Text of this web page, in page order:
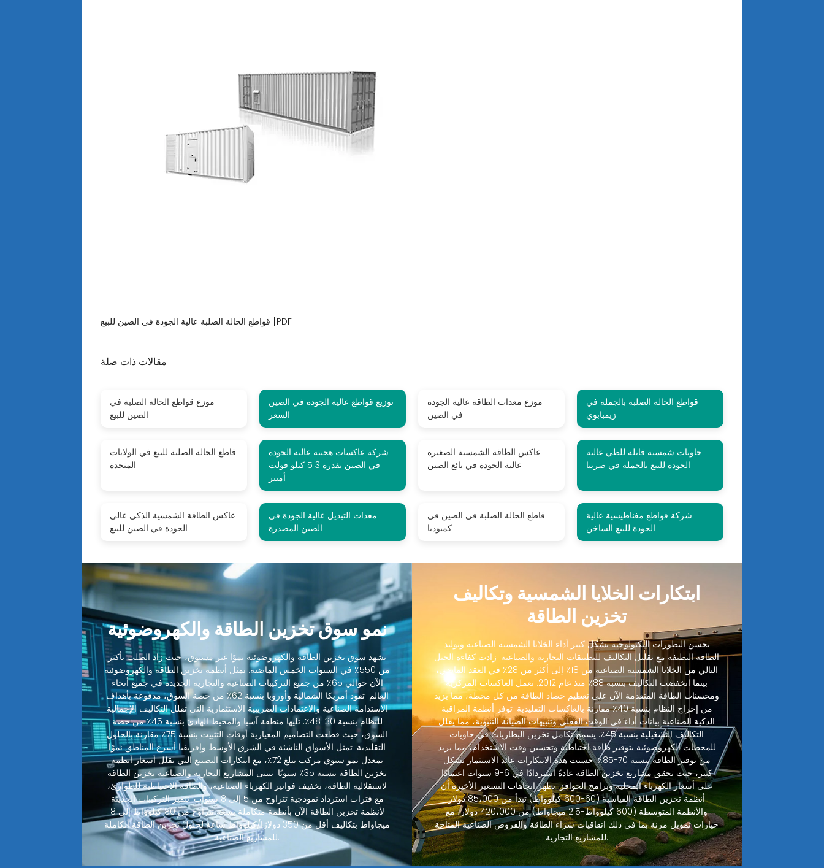
قواطع الحالة الصلبة عالية الجودة في الصين للبيع [PDF]
مقالات ذات صلة
موزع قواطع الحالة الصلبة في
الصين للبيع
توزيع قواطع عالية الجودة في الصين
السعر
موزع معدات الطاقة عالية الجودة
في الصين
قواطع الحالة الصلبة بالجملة في
زيمبابوي
قاطع الحالة الصلبة للبيع في الولايات
المتحدة
شركة عاكسات هجينة عالية الجودة
في الصين بقدرة 3 5 كيلو فولت
أمبير
عاكس الطاقة الشمسية الصغيرة
عالية الجودة في بائع الصين
حاويات شمسية قابلة للطي عالية
الجودة للبيع بالجملة في صربيا
عاكس الطاقة الشمسية الذكي عالي
الجودة في الصين للبيع
معدات التبديل عالية الجودة في
الصين المصدرة
قاطع الحالة الصلبة في الصين في
كمبوديا
شركة قواطع مغناطيسية عالية
الجودة للبيع الساخن
نمو سوق تخزين الطاقة والكهروضوئية
يشهد سوق تخزين الطاقة والكهروضوئية نموًا غير مسبوق، حيث زاد الطلب بأكثر
من 550٪ في السنوات الخمس الماضية. تمثل أنظمة تخزين الطاقة والكهروضوئية
الآن حوالي 65٪ من جميع التركيبات الصناعية والتجارية الجديدة في جميع أنحاء
العالم. تقود أمريكا الشمالية وأوروبا بنسبة 62٪ من حصة السوق، مدفوعة بأهداف
الاستدامة الصناعية والاعتمادات الضريبية الاستثمارية التي تقلل التكاليف الإجمالية
للنظام بنسبة 30-48٪. تليها منطقة آسيا والمحيط الهادئ بنسبة 45٪ من حصة
السوق، حيث قطعت التصاميم المعيارية أوقات التثبيت بنسبة 75٪ مقارنة بالحلول
التقليدية. تمثل الأسواق الناشئة في الشرق الأوسط وإفريقيا أسرع المناطق نموًا
بمعدل نمو سنوي مركب يبلغ 72٪، مع ابتكارات التصنيع التي تقلل أسعار أنظمة
تخزين الطاقة بنسبة 35٪ سنويًا. تتبنى المشاريع التجارية والصناعية تخزين الطاقة
لاستقلالية الطاقة، تخفيف فواتير الكهرباء الصناعية، والطاقة الاحتياطية للطوارئ،
مع فترات استرداد نموذجية تتراوح من 5 إلى 8 سنوات. تتميز التركيبات الحديثة
لأنظمة تخزين الطاقة الآن بأنظمة متكاملة بسعة تتراوح من 80 كيلوواط إلى 8
ميجاواط بتكاليف أقل من 350 دولارًا/كيلوواط ساعة لحلول تخزين الطاقة الكاملة
للمشاريع الصناعية.
ابتكارات الخلايا الشمسية وتكاليف
تخزين الطاقة
تحسن التطورات التكنولوجية بشكل كبير أداء الخلايا الشمسية الصناعية وتوليد
الطاقة النظيفة مع تقليل التكاليف للتطبيقات التجارية والصناعية. زادت كفاءة الجيل
التالي من الخلايا الشمسية الصناعية من 18٪ إلى أكثر من 28٪ في العقد الماضي،
بينما انخفضت التكاليف بنسبة 88٪ منذ عام 2012. تعمل العاكسات المركزية
ومحسنات الطاقة المتقدمة الآن على تعظيم حصاد الطاقة من كل محطة، مما يزيد
من إخراج النظام بنسبة 40٪ مقارنة بالعاكسات التقليدية. توفر أنظمة المراقبة
الذكية الصناعية بيانات أداء في الوقت الفعلي وتنبيهات الصيانة التنبؤية، مما يقلل
التكاليف التشغيلية بنسبة 45٪. يسمح تكامل تخزين البطاريات في حاويات
للمحطات الكهروضوئية بتوفير طاقة احتياطية وتحسين وقت الاستخدام، مما يزيد
من توفير الطاقة بنسبة 70-85٪. حسنت هذه الابتكارات عائد الاستثمار بشكل
كبير، حيث تحقق مشاريع تخزين الطاقة عادةً استردادًا في 6-9 سنوات اعتمادًا
على أسعار الكهرباء المحلية وبرامج الحوافز. تظهر اتجاهات التسعير الأخيرة أن
أنظمة تخزين الطاقة القياسية (60-600 كيلوواط) تبدأ من 85،000 دولار
والأنظمة المتوسطة (600 كيلوواط-2.5 ميجاواط) من 420،000 دولار، مع
خيارات تمويل مرنة بما في ذلك اتفاقيات شراء الطاقة والقروض الصناعية المتاحة
للمشاريع التجارية.